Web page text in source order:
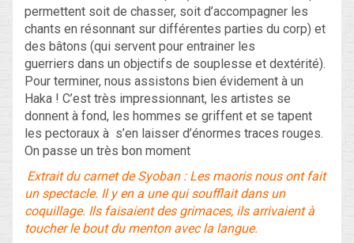
permettent soit de chasser, soit d’accompagner les
chants en résonnant sur différentes parties du corp) et
des bâtons (qui servent pour entrainer les
guerriers dans un objectifs de souplesse et dextérité).
Pour terminer, nous assistons bien évidement à un
Haka ! C’est très impressionnant, les artistes se
donnent à fond, les hommes se griffent et se tapent
les pectoraux à s’en laisser d’énormes traces rouges.
On passe un très bon moment
Extrait du carnet de Syoban : Les maoris nous ont fait
un spectacle. Il y en a une qui soufflait dans un
coquillage. Ils faisaient des grimaces, ils arrivaient à
toucher le bout du menton avec la langue.